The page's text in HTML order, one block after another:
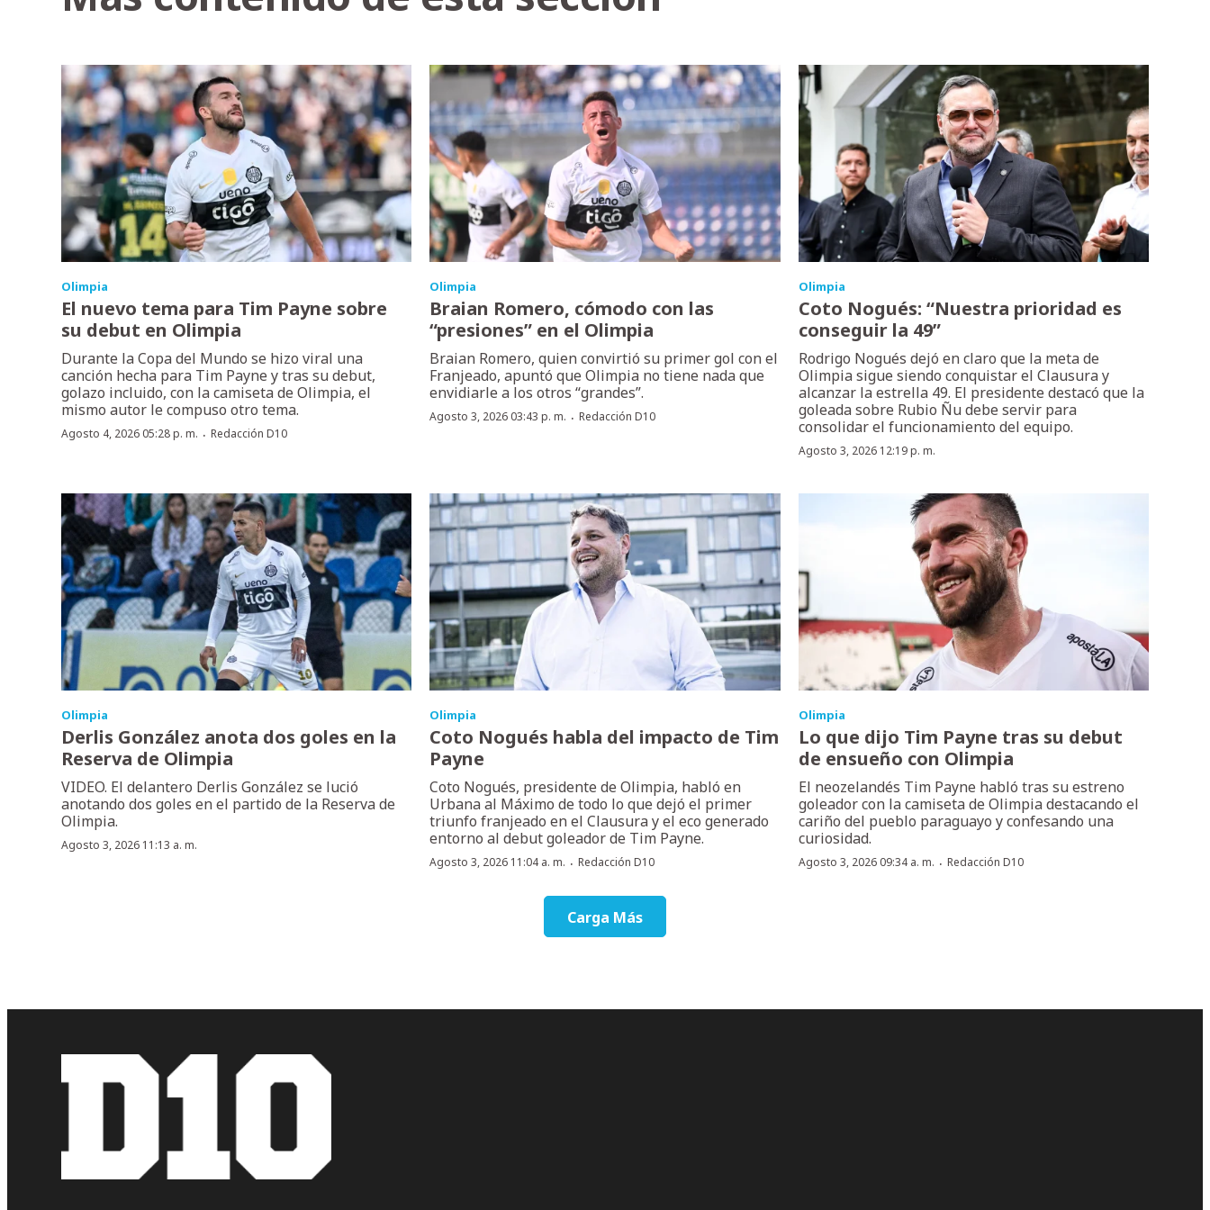
Olimpia
El nuevo tema para Tim Payne sobre
su debut en Olimpia
Durante la Copa del Mundo se hizo viral una
canción hecha para Tim Payne y tras su debut,
golazo incluido, con la camiseta de Olimpia, el
mismo autor le compuso otro tema.
Agosto 4, 2026 05:28 p. m. · Redacción D10
Olimpia
Braian Romero, cómodo con las
“presiones” en el Olimpia
Braian Romero, quien convirtió su primer gol con el
Franjeado, apuntó que Olimpia no tiene nada que
envidiarle a los otros “grandes”.
Agosto 3, 2026 03:43 p. m. ·Redacción D10
Olimpia
Coto Nogués: “Nuestra prioridad es
conseguir la 49”
Rodrigo Nogués dejó en claro que la meta de
Olimpia sigue siendo conquistar el Clausura y
alcanzar la estrella 49. El presidente destacó que la
goleada sobre Rubio Ñu debe servir para
consolidar el funcionamiento del equipo.
Agosto 3, 2026 12:19 p. m.
Olimpia
Derlis González anota dos goles en la
Reserva de Olimpia
VIDEO. El delantero Derlis González se lució
anotando dos goles en el partido de la Reserva de
Olimpia.
Agosto 3, 2026 11:13 a. m.
Olimpia
Coto Nogués habla del impacto de Tim
Payne
Coto Nogués, presidente de Olimpia, habló en
Urbana al Máximo de todo lo que dejó el primer
triunfo franjeado en el Clausura y el eco generado
entorno al debut goleador de Tim Payne.
Agosto 3, 2026 11:04 a. m. ·Redacción D10
Olimpia
Lo que dijo Tim Payne tras su debut
de ensueño con Olimpia
El neozelandés Tim Payne habló tras su estreno
goleador con la camiseta de Olimpia destacando el
cariño del pueblo paraguayo y confesando una
curiosidad.
Agosto 3, 2026 09:34 a. m. · Redacción D10
Carga Más